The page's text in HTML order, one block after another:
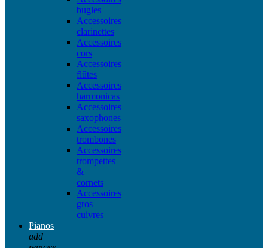
bugles
Accessoires
clarinettes
Accessoires
cors
Accessoires
flûtes
Accessoires
harmonicas
Accessoires
saxophones
Accessoires
trombones
Accessoires
trompettes
&
cornets
Accessoires
gros
cuivres
Pianos
add